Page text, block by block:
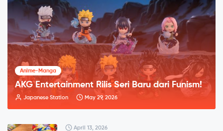
Anime-Manga
AKG Entertainment Rilis Seri Baru dari Funism!
Japanese Station May 29, 2026
April 13, 2026